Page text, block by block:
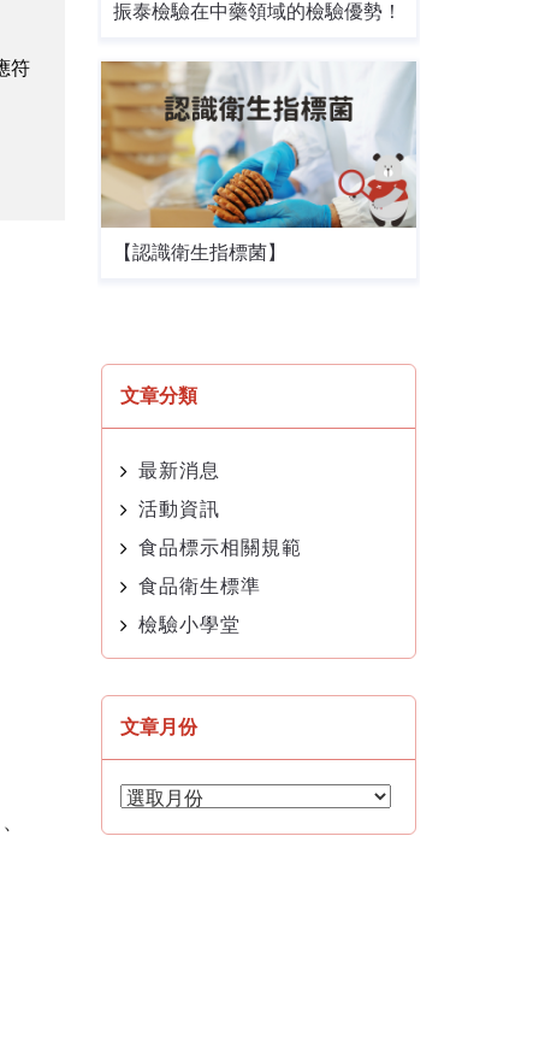
符
振泰檢驗在中藥領域的檢驗優勢！
【認識衛生指標菌】
文章分類
最新消息
活動資訊
食品標示相關規範
食品衛生標準
檢驗小學堂
文章月份
文